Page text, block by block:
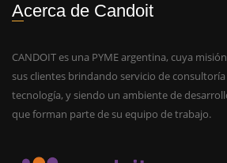
Acerca de Candoit
CANDOIT es una PYME argentina, cuya
sus clientes brindando servicio de
tecnología, y siendo un ambiente de
que forman parte de su equipo de trabajo.